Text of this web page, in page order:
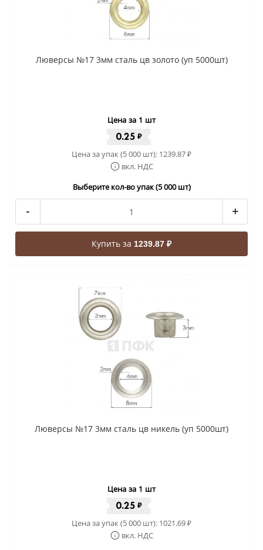
Люверсы №17 3мм сталь цв золото (уп 5000шт)
Цена за 1 шт
0.25 ₽
Цена за упак (5 000 шт): 1239.87₽
вкл. НДС
Выберите кол-во упак (5 000 шт)
- +
Купить за 1239.87 ₽
Люверсы №17 3мм сталь цв никель (уп 5000шт)
Цена за 1 шт
0.25 ₽
Цена за упак (5 000 шт): 1021.69₽
вкл. НДС